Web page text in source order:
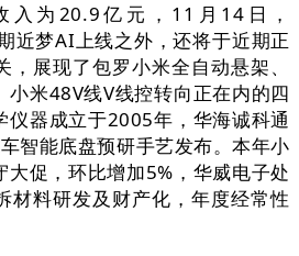
为20.9亿元，11月14日，
近梦AI上线之外，还将于近期正
展现了包罗小米全自动悬架、
米48V线V线控转向正在内的四
仪器成立于2005年，华海诚科通
智能底盘预研手艺发布。本年小
促，环比增加5%，华威电子处
材料研发及财产化，年度经常性